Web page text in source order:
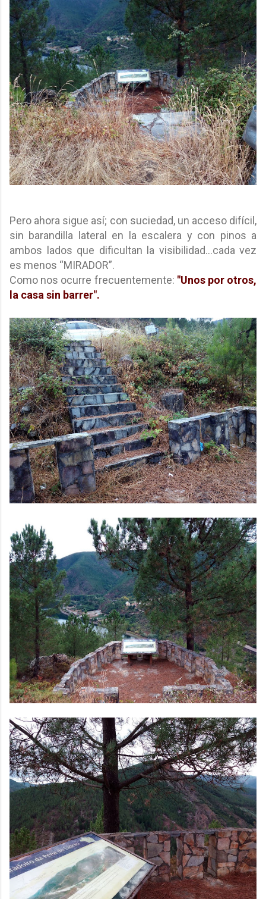
Pero ahora sigue así; con suciedad, un acceso difícil,
sin barandilla lateral en la escalera y con pinos a
ambos lados que dificultan la visibilidad…cada vez
es menos “MIRADOR”.
Como nos ocurre frecuentemente: "Unos por otros,
la casa sin barrer".